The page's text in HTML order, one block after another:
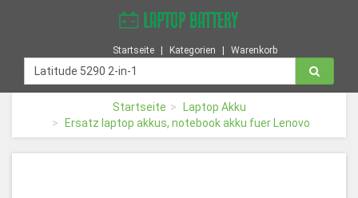
Startseite Kategorien Warenkorb
Startseite
Laptop Akku
Ersatz laptop akkus, notebook akku fuer Lenovo